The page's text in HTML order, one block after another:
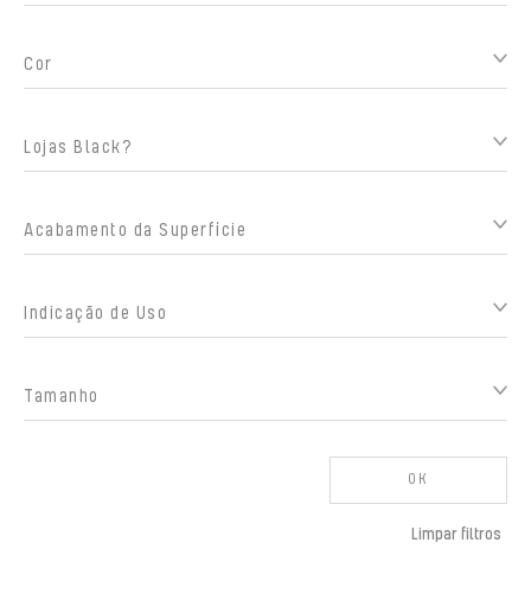
Cor
Lojas Black?
Acabamento da Superfície
Indicação de Uso
Tamanho
OK
Limpar filtros